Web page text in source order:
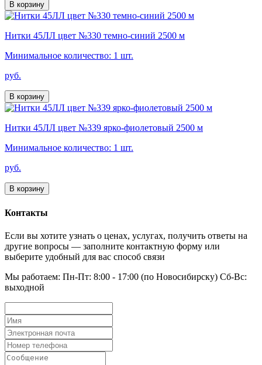
В корзину
Нитки 45ЛЛ цвет №330 темно-синий 2500 м
Минимальное количество: 1 шт.
руб.
В корзину
Нитки 45ЛЛ цвет №339 ярко-фиолетовый 2500 м
Минимальное количество: 1 шт.
руб.
В корзину
Контакты
Если вы хотите узнать о ценах, услугах, получить ответы на
другие вопросы — заполните контактную форму или
выберите удобный для вас способ связи
Мы работаем: Пн-Пт: 8:00 - 17:00 (по Новосибирску) Сб-Вс:
выходной